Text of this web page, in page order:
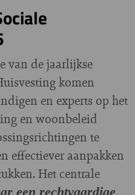
van de jaarlijkse
komen
en experts op het
en woonbeleid
te
effectiever aanpakken
Het centrale
een rechtvaardige